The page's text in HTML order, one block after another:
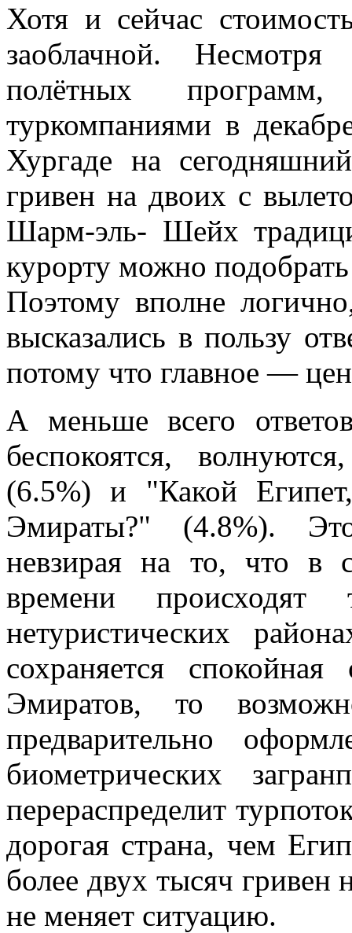
Хотя и сейчас
заоблачной.
полётных программ,
туркомпаниями в
Хургаде на
гривен на двоих с
Шарм-эль- Шейх
курорту можно
Поэтому вполне
высказались в пользу
потому что главное —
А меньше всего
беспокоятся,
(6.5%) и "Какой
Эмираты?" (4.8%).
невзирая на то, что в
времени происходят
нетуристических
сохраняется
Эмиратов, то
предварительно
биометрических
перераспределит
дорогая страна, чем
более двух тысяч гривен
не меняет ситуацию.